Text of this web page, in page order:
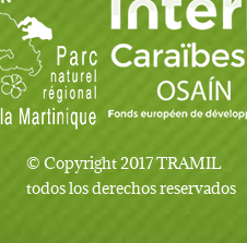
© Copyright 2017 TRAMIL
todos los derechos reservados